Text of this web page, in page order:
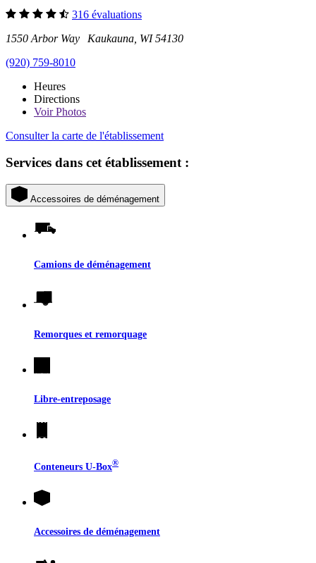
316 évaluations
1550 Arbor Way Kaukauna, WI 54130
(920) 759-8010
Heures
Directions
VoirPhotos
Consulter la carte de l'établissement
Services dans cet établissement :
Accessoires de déménagement
Camions de déménagement
Remorques et remorquage
Libre-entreposage
Conteneurs U-Box®
Accessoires de déménagement